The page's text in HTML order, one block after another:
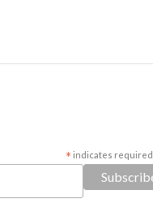
* indicates required